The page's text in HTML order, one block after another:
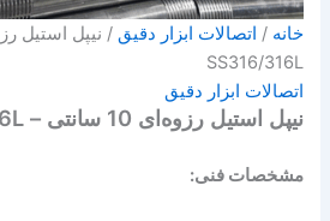
خانه / اتصالات ابزار دقیق
SS316/316L
اتصالات ابزار دقیق
نیپل استیل رزوه‌ای 10 سانتی – SS316/316L
مشخصات فنی: